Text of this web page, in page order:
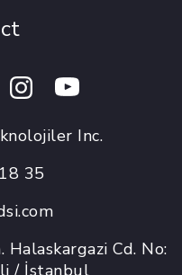
Inc.
35
Halaskargazi Cd. No:
/ İstanbul